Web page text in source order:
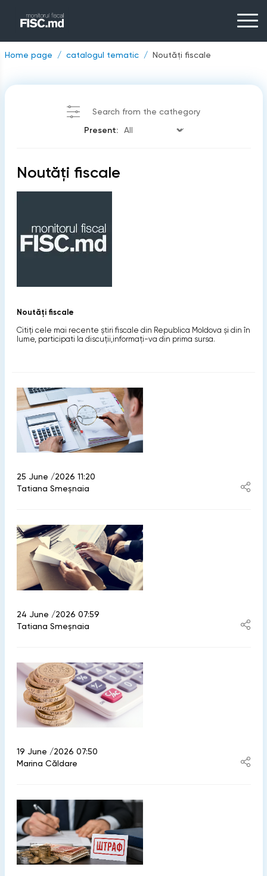
Home page catalogul tematic Noutăți fiscale
Search from the cathegory
Present:
Noutăți fiscale
Noutăți fiscale
Citiți cele mai recente știri fiscale din Republica Moldova și din în
lume, participati la discuții,informaţi-va din prima sursa.
25 June /2026 11:20
Tatiana Smeșnaia
24 June /2026 07:59
Tatiana Smeșnaia
19 June /2026 07:50
Marina Căldare